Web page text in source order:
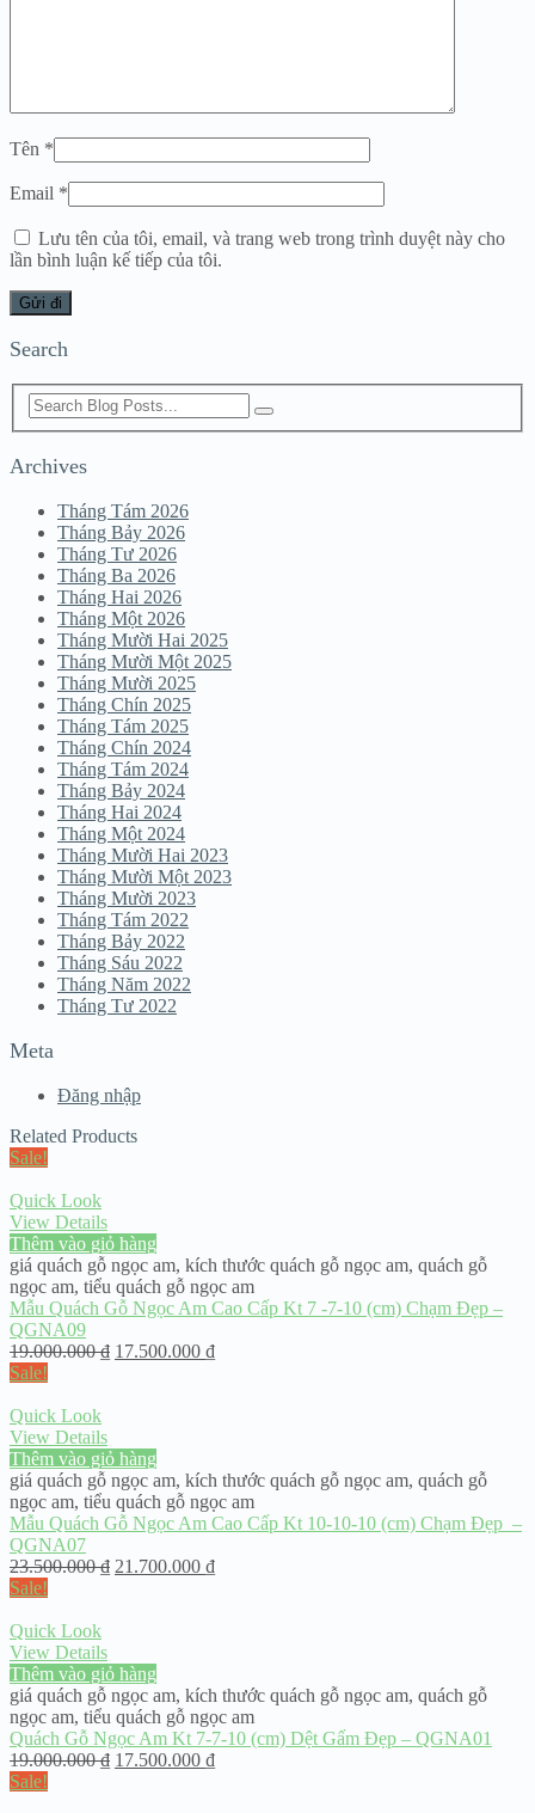
Tên *
Email *
Lưu tên của tôi, email, và trang web trong trình duyệt này cho
lần bình luận kế tiếp của tôi.
Search
Archives
Tháng Tám 2026
Tháng Bảy 2026
Tháng Tư 2026
Tháng Ba 2026
Tháng Hai 2026
Tháng Một 2026
Tháng Mười Hai 2025
Tháng Mười Một 2025
Tháng Mười 2025
Tháng Chín 2025
Tháng Tám 2025
Tháng Chín 2024
Tháng Tám 2024
Tháng Bảy 2024
Tháng Hai 2024
Tháng Một 2024
Tháng Mười Hai 2023
Tháng Mười Một 2023
Tháng Mười 2023
Tháng Tám 2022
Tháng Bảy 2022
Tháng Sáu 2022
Tháng Năm 2022
Tháng Tư 2022
Meta
Đăng nhập
Related Products
Sale!
Quick Look
View Details
Thêm vào giỏ hàng
giá quách gỗ ngọc am, kích thước quách gỗ ngọc am, quách gỗ
ngọc am, tiểu quách gỗ ngọc am
Mẫu Quách Gỗ Ngọc Am Cao Cấp Kt 7 -7-10 (cm) Chạm Đẹp –
QGNA09
19.000.000₫ 17.500.000 ₫
Sale!
Quick Look
View Details
Thêm vào giỏ hàng
giá quách gỗ ngọc am, kích thước quách gỗ ngọc am, quách gỗ
ngọc am, tiểu quách gỗ ngọc am
Mẫu Quách Gỗ Ngọc Am Cao Cấp Kt 10-10-10 (cm) Chạm Đẹp –
QGNA07
23.500.000₫ 21.700.000 ₫
Sale!
Quick Look
View Details
Thêm vào giỏ hàng
giá quách gỗ ngọc am, kích thước quách gỗ ngọc am, quách gỗ
ngọc am, tiểu quách gỗ ngọc am
Quách Gỗ Ngọc Am Kt 7-7-10 (cm) Dệt Gấm Đẹp – QGNA01
19.000.000₫ 17.500.000 ₫
Sale!